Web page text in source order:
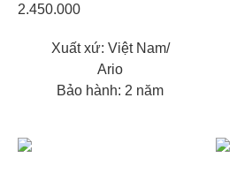
2.450.000
Xuất xứ: Việt Nam/
Ario
Bảo hành: 2 năm